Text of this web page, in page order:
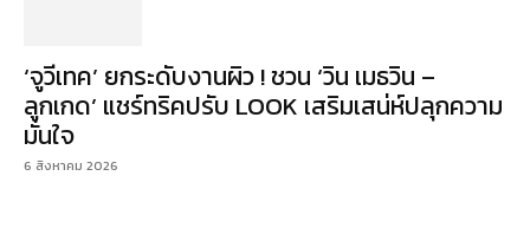
‘จูวีเทค’ ยกระดับงานผิว ! ชวน ‘วิน เมธวิน –
ลูกเกด’ แชร์ทริคปรับ LOOK เสริมเสน่ห์ปลุกความ
มั่นใจ
6 สิงหาคม 2026